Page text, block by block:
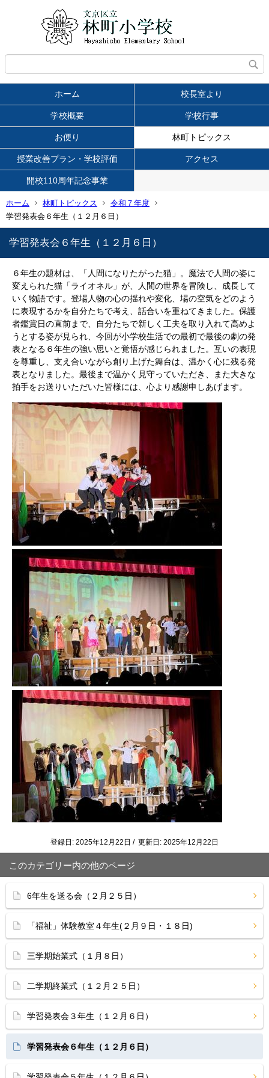
ホーム 校長室より
学校概要 学校行事
お便り 林町トピックス
授業改善プラン・学校評価 アクセス
開校110周年記念事業
ホーム 林町トピックス
令和７年度
学習発表会６年生（１２月６日）
学習発表会６年生（１２月６日）
６年生の題材は、「人間になりたがった猫」。魔法で人間の姿に
変えられた猫「ライオネル」が、人間の世界を冒険し、成長して
いく物語です。登場人物の心の揺れや変化、場の空気をどのよう
に表現するかを自分たちで考え、話合いを重ねてきました。保護
者鑑賞日の直前まで、自分たちで新しく工夫を取り入れて高めよ
うとする姿が見られ、今回が小学校生活での最初で最後の劇の発
表となる６年生の強い思いと覚悟が感じられました。互いの表現
を尊重し、支え合いながら創り上げた舞台は、温かく心に残る発
表となりました。最後まで温かく見守っていただき、また大きな
拍手をお送りいただいた皆様には、心より感謝申しあげます。
登録日: 2025年12月22日 / 更新日: 2025年12月22日
このカテゴリー内の他のページ
6年生を送る会（２月２５日）
「福祉」体験教室４年生(２月９日・１８日)
三学期始業式（１月８日）
二学期終業式（１２月２５日）
学習発表会３年生（１２月６日）
学習発表会６年生（１２月６日）